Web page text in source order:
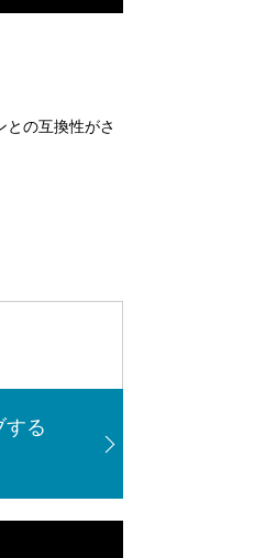
の互換性がさ
る